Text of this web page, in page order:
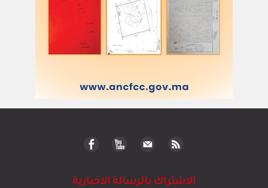
الاشتراك بالرسالة الاخبارية